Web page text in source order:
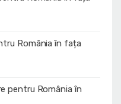
România în fața
pentru România în